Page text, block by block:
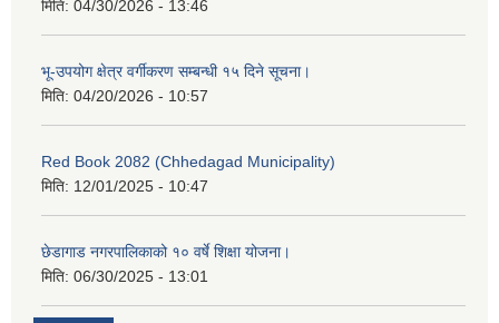
मिति: 04/30/2026 - 13:46
भू-उपयोग क्षेत्र वर्गीकरण सम्बन्धी १५ दिने सूचना।
मिति: 04/20/2026 - 10:57
Red Book 2082 (Chhedagad Municipality)
मिति: 12/01/2025 - 10:47
छेडागाड नगरपालिकाको १० वर्षे शिक्षा योजना।
मिति: 06/30/2025 - 13:01